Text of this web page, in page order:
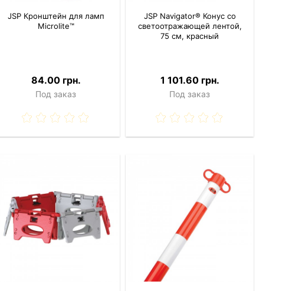
JSP Кронштейн для ламп
Microlite™
84.00 грн.
Под заказ
JSP Navigator® Конус со
светоотражающей лентой,
75 см, красный
1 101.60 грн.
Под заказ